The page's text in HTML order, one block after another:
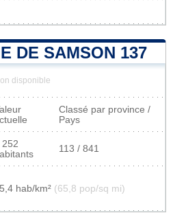
DE SAMSON 137
disponible
Classé par province /
Pays
252
113 / 841
hab/km² (65,8 pop/sq mi)